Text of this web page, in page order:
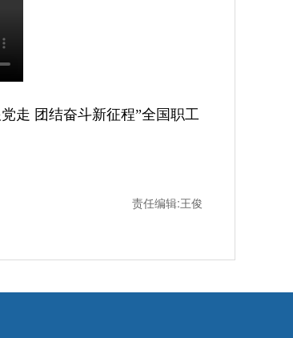
走 团结奋斗新征程”全国职工
责任编辑:王俊